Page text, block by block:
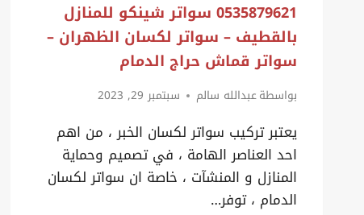
0535879621 سواتر شينكو للمنازل
بالقطيف – سواتر لكسان الظهران –
سواتر قماش حراج الدمام
بواسطةعبدالله سالم سبتمبر 29, 2023
يعتبر تركيب سواتر لكسان الخبر ، من اهم
احد العناصر الهامة ، في تصميم وحماية
المنازل و المنشآت ، خاصة ان سواتر لكسان
الدمام ، توفر…